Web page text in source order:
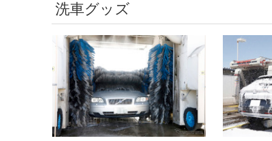
洗車グッズ